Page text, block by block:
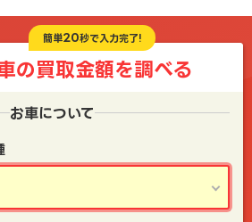
簡単20秒で入力完了!
の買取金額を調べる
お車について